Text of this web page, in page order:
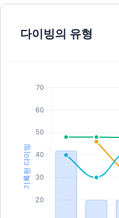
다이빙의 유형